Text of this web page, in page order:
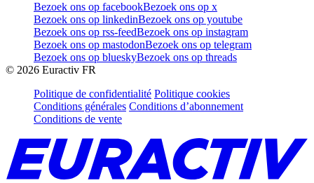
Bezoek ons op facebookBezoek ons op x
Bezoek ons op linkedinBezoek ons op youtube
Bezoek ons op rss-feedBezoek ons op instagram
Bezoek ons op mastodonBezoek ons op telegram
Bezoek ons op blueskyBezoek ons op threads
© 2026 Euractiv FR
Politique de confidentialité Politique cookies
Conditions générales Conditions d’abonnement
Conditions de vente